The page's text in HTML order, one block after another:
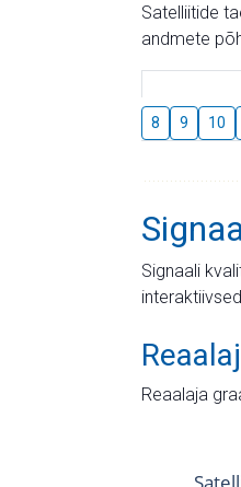
Satelliitide
andmete
8 9 10
Signaali
Reaalaja